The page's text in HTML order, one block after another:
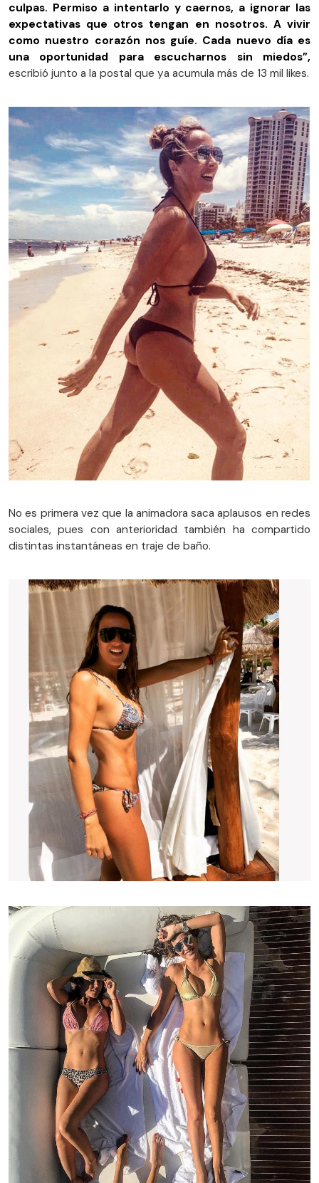
culpas. Permiso a intentarlo y caernos, a ignorar las
expectativas que otros tengan en nosotros. A vivir
como nuestro corazón nos guíe. Cada nuevo día es
una oportunidad para escucharnos sin miedos”,
escribió junto a la postal que ya acumula más de 13 mil likes.
No es primera vez que la animadora saca aplausos en redes
sociales, pues con anterioridad también ha compartido
distintas instantáneas en traje de baño.